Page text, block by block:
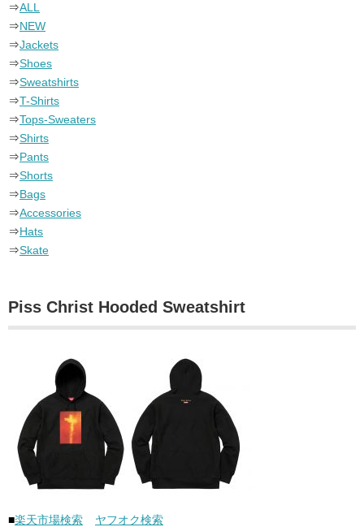
⇒ALL
⇒NEW
⇒Jackets
⇒Shoes
⇒Sweatshirts
⇒T-Shirts
⇒Tops-Sweaters
⇒Shirts
⇒Pants
⇒Shorts
⇒Bags
⇒Accessories
⇒Hats
⇒Skate
Piss Christ Hooded Sweatshirt
■楽天市場検索 ヤフオク検索